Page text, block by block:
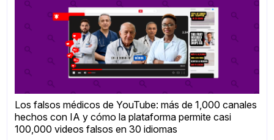
Los falsos médicos de YouTube: más de 1,000 canales
hechos con IA y cómo la plataforma permite casi
100,000 videos falsos en 30 idiomas